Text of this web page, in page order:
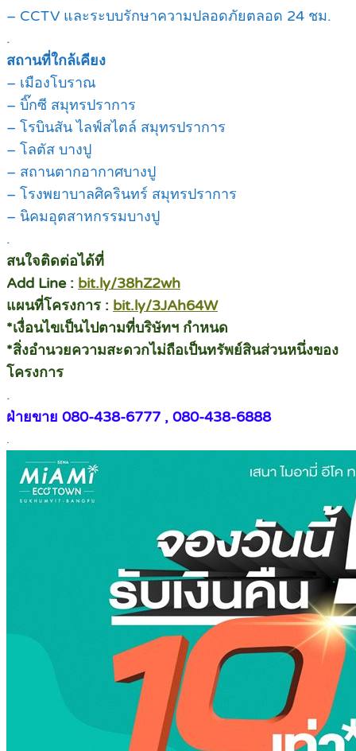
– CCTV และระบบรักษาความปลอดภัยตลอด 24 ชม.
.
สถานที่ใกล้เคียง
– เมืองโบราณ
– บิ๊กซี สมุทรปราการ
– โรบินสัน ไลฟ์สไตล์ สมุทรปราการ
– โลตัส บางปู
– สถานตากอากาศบางปู
– โรงพยาบาลศิครินทร์ สมุทรปราการ
– นิคมอุตสาหกรรมบางปู
.
สนใจติดต่อได้ที่
Add Line : bit.ly/38hZ2wh
แผนที่โครงการ : bit.ly/3JAh64W
*เงื่อนไขเป็นไปตามที่บริษัทฯ กำหนด
*สิ่งอำนวยความสะดวกไม่ถือเป็นทรัพย์สินส่วนหนึ่งของ
โครงการ
.
ฝ่ายขาย 080-438-6777 , 080-438-6888
.